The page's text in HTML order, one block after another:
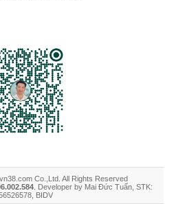
Co.,Ltd. All Rights Reserved
. Developer by Mai Đức Tuấn, STK:
BIDV